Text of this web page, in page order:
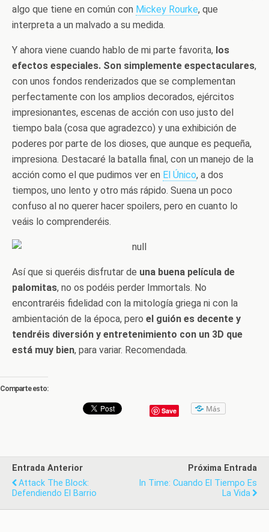
algo que tiene en común con Mickey Rourke, que
interpreta a un malvado a su medida.
Y ahora viene cuando hablo de mi parte favorita, los
efectos especiales. Son simplemente espectaculares,
con unos fondos renderizados que se complementan
perfectamente con los amplios decorados, ejércitos
impresionantes, escenas de acción con uso justo del
tiempo bala (cosa que agradezco) y una exhibición de
poderes por parte de los dioses, que aunque es pequeña,
impresiona. Destacaré la batalla final, con un manejo de la
acción como el que pudimos ver en El Único, a dos
tiempos, uno lento y otro más rápido. Suena un poco
confuso al no querer hacer spoilers, pero en cuanto lo
veáis lo comprenderéis.
Así que si queréis disfrutar de una buena película de
palomitas, no os podéis perder Immortals. No
encontraréis fidelidad con la mitología griega ni con la
ambientación de la época, pero el guión es decente y
tendréis diversión y entretenimiento con un 3D que
está muy bien, para variar. Recomendada.
Comparte esto:
Save Más
Entrada Anterior
Attack The Block:
Defendiendo El Barrio
Próxima Entrada
In Time: Cuando El Tiempo Es
La Vida